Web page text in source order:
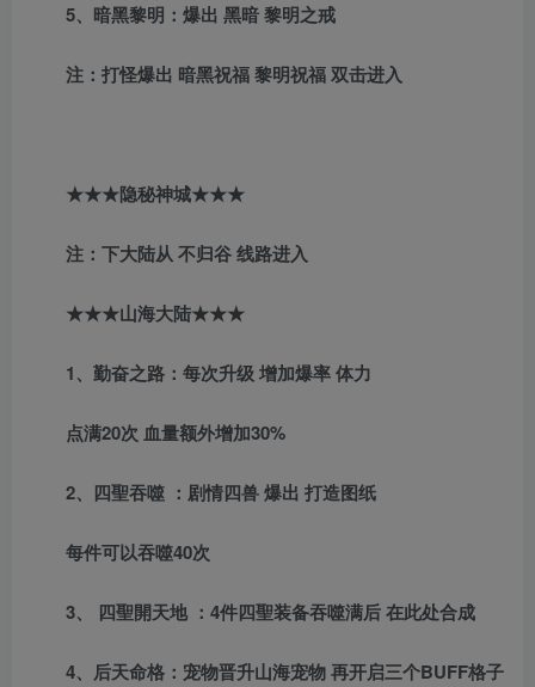
5、暗黑黎明：爆出 黑暗 黎明之戒
注：打怪爆出 暗黑祝福 黎明祝福 双击进入
★★★隐秘神城★★★
注：下大陆从 不归谷 线路进入
★★★山海大陆★★★
1、勤奋之路：每次升级 增加爆率 体力
点满20次 血量额外增加30%
2、四聖吞噬 ：剧情四兽 爆出 打造图纸
每件可以吞噬40次
3、 四聖開天地 ：4件四聖装备吞噬满后 在此处合成
4、后天命格：宠物晋升山海宠物 再开启三个BUFF格子